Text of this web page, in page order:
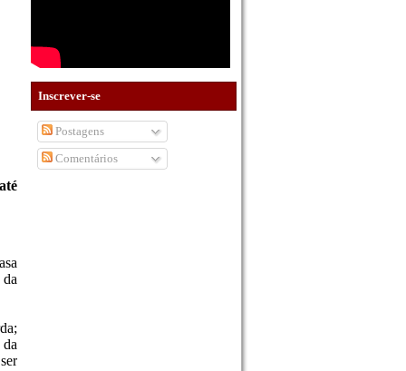
Inscrever-se
Postagens
Comentários